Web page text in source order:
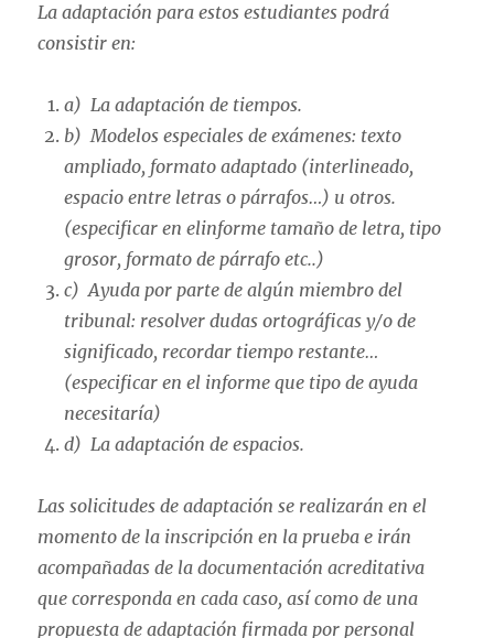
La adaptación para estos estudiantes podrá
consistir en:
a) La adaptación de tiempos.
b) Modelos especiales de exámenes: texto
ampliado, formato adaptado (interlineado,
espacio entre letras o párrafos…) u otros.
(especificar en elinforme tamaño de letra, tipo
grosor, formato de párrafo etc..)
c) Ayuda por parte de algún miembro del
tribunal: resolver dudas ortográficas y/o de
significado, recordar tiempo restante…
(especificar en el informe que tipo de ayuda
necesitaría)
d) La adaptación de espacios.
Las solicitudes de adaptación se realizarán en el
momento de la inscripción en la prueba e irán
acompañadas de la documentación acreditativa
que corresponda en cada caso, así como de una
propuesta de adaptación firmada por personal